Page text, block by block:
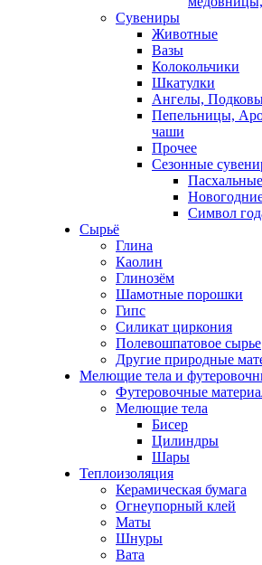
Сувениры
Животные
Вазы
Колокольчики
Шкатулки
Ангелы,
Пепельницы,
чаши
Прочее
Сезонные
Пасхальные
Символ
Сырьё
Глина
Каолин
Глинозём
Шамотные порошки
Гипс
Силикат циркония
Полевошпатовое сырье
Другие природные
Мелющие тела и
Футеровочные
Мелющие тела
Бисер
Цилиндры
Шары
Теплоизоляция
Керамическая бумага
Огнеупорный клей
Маты
Шнуры
Вата